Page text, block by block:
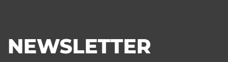
NEWSLETTER